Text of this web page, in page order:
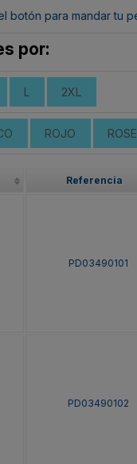
botón para mandar tu
por:
L 2XL
ROJO
Referencia
PD03490101
PD03490102